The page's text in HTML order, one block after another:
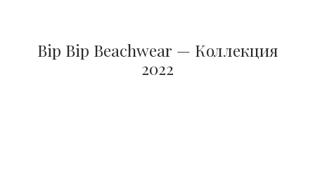
Bip Bip Beachwear — Коллекция
2022